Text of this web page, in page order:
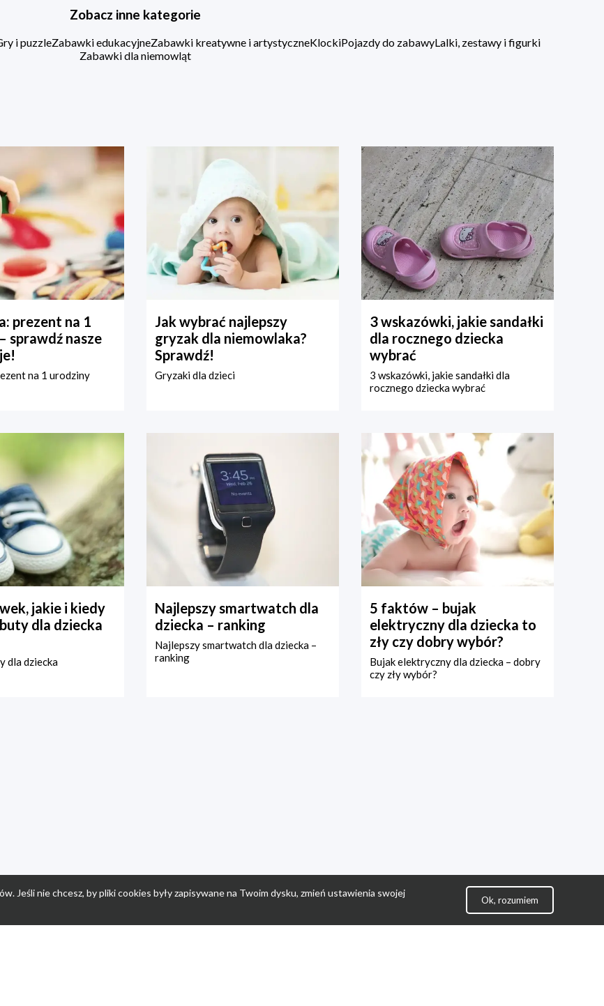
Zobacz inne kategorie
i puzzleZabawki edukacyjneZabawki kreatywne i artystyczneKlockiPojazdy do zabawyLalki, zestawy i figurki
Zabawki dla niemowląt
prezent na 1
sprawdź nasze
na 1 urodziny
Jak wybrać najlepszy
gryzak dla niemowlaka?
Sprawdź!
Gryzaki dla dzieci
3 wskazówki, jakie sandałki
dla rocznego dziecka
wybrać
3 wskazówki, jakie sandałki dla
rocznego dziecka wybrać
jakie i kiedy
dla dziecka
dla dziecka
Najlepszy smartwatch dla
dziecka – ranking
Najlepszy smartwatch dla dziecka –
ranking
5 faktów – bujak
elektryczny dla dziecka to
zły czy dobry wybór?
Bujak elektryczny dla dziecka – dobry
czy zły wybór?
Jeśli nie chcesz, by pliki cookies były zapisywane na Twoim dysku, zmień ustawienia swojej
Ok, rozumiem